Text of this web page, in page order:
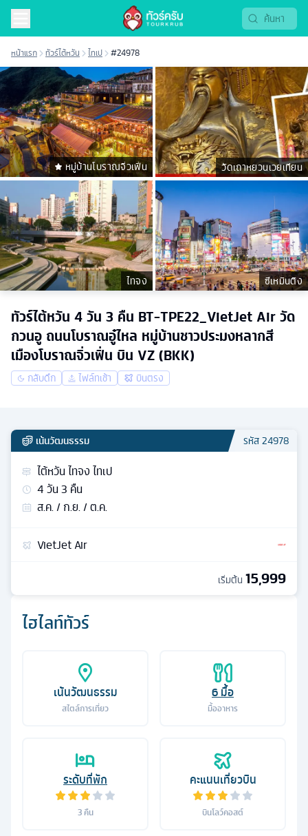
หน้าแรก ทัวร์ไต้หวัน ไทเป #24978
หมู่บ้านโบราณจิ่วเฟิ่น วัดเถาหยวนเวยเทียน
ไทจง ซีเหมินติง
ทัวร์ไต้หวัน 4 วัน 3 คืน BT-TPE22_VietJet Air วัด
กวนอู ถนนโบราณอู๋ไหล หมู่บ้านชาวประมงหลากสี
เมืองโบราณจิ่วเฟิ่น บิน VZ (BKK)
กลับดึก ไฟล์ทเช้า บินตรง
ไฮไลท์ทัวร์
เน้นวัฒนธรรม
สไตล์การเที่ยว
6มื้อ
มื้ออาหาร
ระดับที่พัก
3คืน
คะแนนเที่ยวบิน
บินโลว์คอสต์
เน้นวัฒนธรรม รหัส24978
ไต้หวัน ไทจง ไทเป
4วัน3 คืน
ส.ค. / ก.ย. / ต.ค.
VietJet Air
เริ่มต้น 15,999